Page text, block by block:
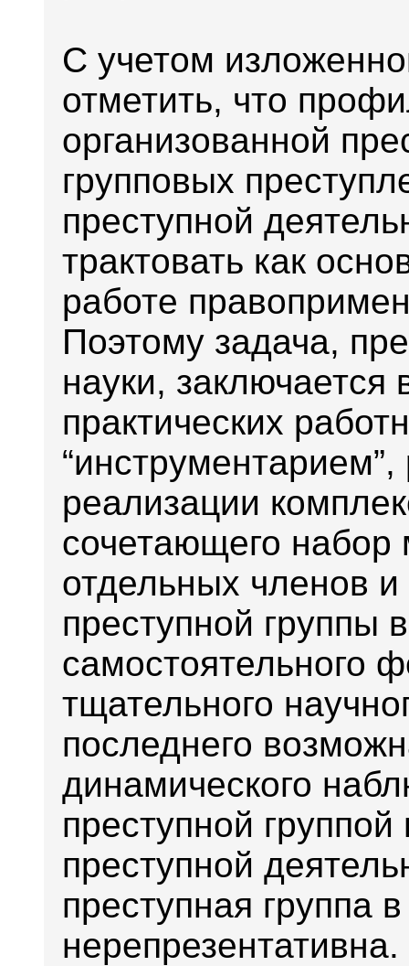
С учетом
отметить, что
организованной
групповых
преступной
трактовать как
работе
Поэтому задача,
науки, заключается
практических
реализации
сочетающего
отдельных членов и
преступной группы
самостоятельного
тщательного
последнего
динамического
преступной
преступной
преступная группа
нерепрезентативна.